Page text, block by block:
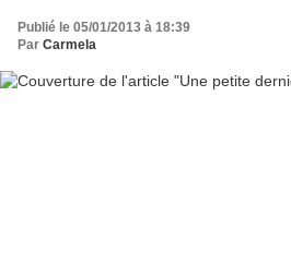
Publié le 05/01/2013 à 18:39
Par Carmela